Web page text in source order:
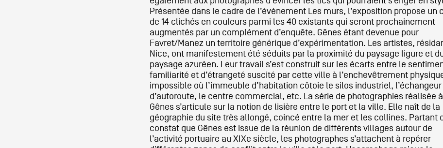
Présentée dans le cadre de l’événement Les murs, l’exposition propose un
de 14 clichés en couleurs parmi les 40 existants qui seront prochainement
augmentés par un complément d’enquête. Gênes étant devenue pour
Favret/Manez un territoire générique d’expérimentation. Les artistes,
Nice, ont manifestement été séduits par la proximité du paysage ligure et
paysage azuréen. Leur travail s’est construit sur les écarts entre le
familiarité et d’étrangeté suscité par cette ville à l’enchevêtrement
impossible où l’immeuble d’habitation côtoie le silos industriel, l’échangeur
d’autoroute, le centre commercial, etc. La série de photographies réalisée à
Gênes s’articule sur la notion de lisière entre le port et la ville. Elle naît de la
géographie du site très allongé, coincé entre la mer et les collines. Partant
constat que Gênes est issue de la réunion de différents villages autour de
l’activité portuaire au XIXe siècle, les photographes s’attachent à repérer